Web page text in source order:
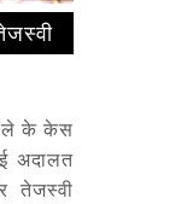
के केस
अदालत
तेजस्वी